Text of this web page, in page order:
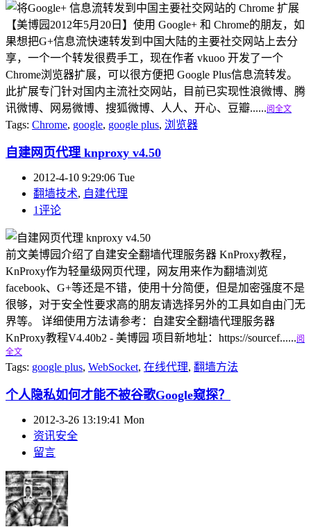
【美博园2012年5月20日】使用 Google+ 和 Chrome的朋友，如
果想把G+信息流快速转发到中国大陆的主要社交网站上去分
享，一个一个转发很费手工，现在作者 vkuoo 开发了一个
Chrome浏览器扩展，可以很方便把 Google Plus信息流转发。
此扩展专门针对国内主流社交网站，目前已实现性浪微博、腾
讯微博、网易微博、搜狐微博、人人、开心、豆瓣......阅全文
Tags: Chrome, google, google plus, 浏览器
自建网页代理 knproxy v4.50
2012-4-10 9:29:06 Tue
翻墙技术, 自建代理
1评论
前文美博园介绍了自建安全翻墙代理服务器 KnProxy教程，
KnProxy作为轻量级网页代理，网友用来作为翻墙浏览
facebook、G+等还是不错，使用十分简便，但是加密强度不是
很够，对于安全性要求高的朋友请选择另外的工具如自由门无
界等。 详细使用方法请参考：自建安全翻墙代理服务器
KnProxy教程V4.40b2 - 美博园 项目新地址：https://sourcef......阅
全文
Tags: google plus, WebSocket, 在线代理, 翻墙方法
个人隐私如何才能不被谷歌Google窥探？
2012-3-26 13:19:41 Mon
资讯安全
留言